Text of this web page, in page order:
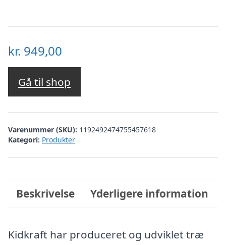
kr. 949,00
Gå til shop
Varenummer (SKU): 1192492474755457618
Kategori: Produkter
Beskrivelse Yderligere information
Kidkraft har produceret og udviklet træ